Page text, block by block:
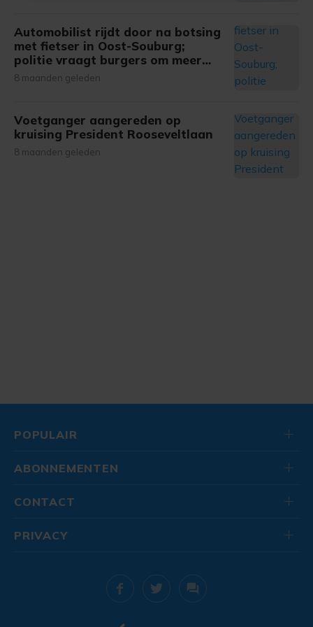
gemaakte keuze altijd wijzigen of intrekken.
Automobilist rijdt door na botsing
met fietser in Oost-Souburg;
politie vraagt burgers om meer
informatie
8 maanden geleden
Voetganger aangereden op
kruising President Rooseveltlaan
8 maanden geleden
POPULAIR
ABONNEMENTEN
CONTACT
PRIVACY